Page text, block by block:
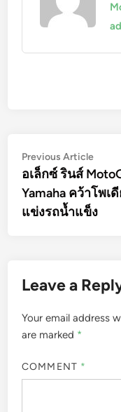
Post
navigation
Previous Article
อเล็กซ์ รินส์
Yamaha คว้าโพเ
แข่งรถน้ำแข็ง
Leave a
Your email address
are marked *
COMMENT *